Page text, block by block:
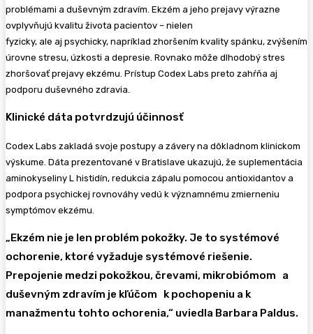
problémami a duševným zdravím. Ekzém a jeho prejavy výrazne
ovplyvňujú kvalitu života pacientov – nielen
fyzicky, ale aj psychicky, napríklad zhoršením kvality spánku, zvýšením
úrovne stresu, úzkosti a depresie. Rovnako môže dlhodobý stres
zhoršovať prejavy ekzému. Prístup Codex Labs preto zahŕňa aj
podporu duševného zdravia.
Klinické dáta potvrdzujú účinnosť
Codex Labs zakladá svoje postupy a závery na dôkladnom klinickom
výskume. Dáta prezentované v Bratislave ukazujú, že suplementácia
aminokyseliny L histidín, redukcia zápalu pomocou antioxidantov a
podpora psychickej rovnováhy vedú k významnému zmierneniu
symptómov ekzému.
„Ekzém nie je len problém pokožky. Je to systémové
ochorenie, ktoré vyžaduje systémové riešenie.
Prepojenie medzi pokožkou, črevami, mikrobiómom a
duševným zdravím je kľúčom k pochopeniu a k
manažmentu tohto ochorenia,“ uviedla Barbara Paldus.